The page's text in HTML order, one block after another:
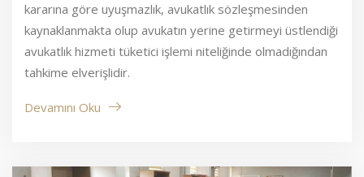
kararına göre uyuşmazlık, avukatlık sözleşmesinden
kaynaklanmakta olup avukatın yerine getirmeyi üstlendiği
avukatlık hizmeti tüketici işlemi niteliğinde olmadığından
tahkime elverişlidir.
Devamını Oku